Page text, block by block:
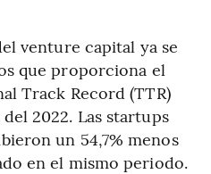
venture capital ya se
que proporciona el
Track Record (TTR)
2022. Las startups
un 54,7% menos
en el mismo periodo.